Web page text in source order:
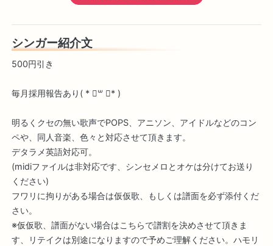
シンガー紹介文
500円引き
毎月採用報告あり( * ॑꒳ ॑* )
明るくクセの無い歌声でPOPS、アニソン、アイドルなどのコン
ペや、同人音楽、色々と対応させて頂きます。
デタラメ英語対応可。
(midiファイルは非対応です、シンセメロとオケは分けてお送り
ください)
フワリに拘りがある場合は仮仮歌、もしくは譜面を必ず添付くだ
さい。
※仮仮歌、譜面がない場合はこちらで譜割を決めさせて頂きま
す、リテイクは別途になりますので予めご理解ください。ハモリ